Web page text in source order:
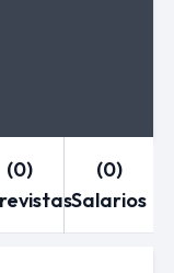
(0)
(0)
Salarios